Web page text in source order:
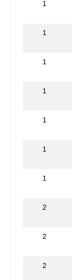
1
1
1
1
1
1
1
2
2
2